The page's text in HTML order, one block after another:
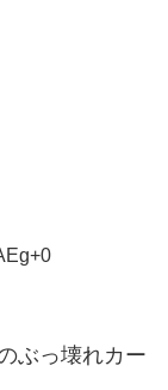
ぶっ壊れカー